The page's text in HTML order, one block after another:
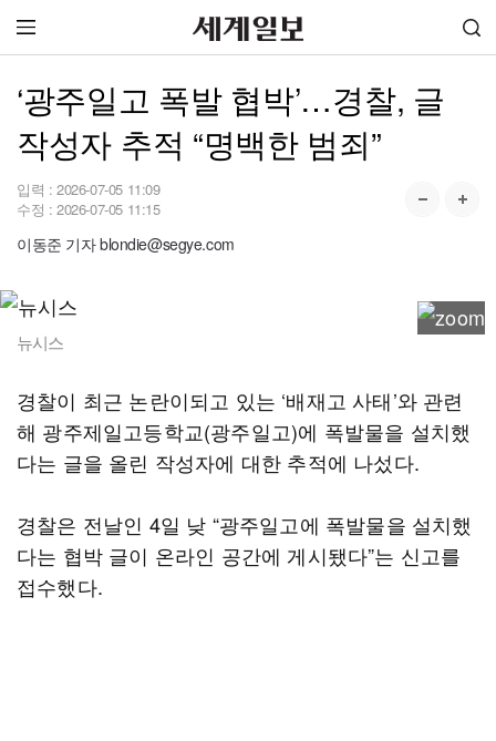
‘광주일고 폭발 협박’…경찰, 글
작성자 추적 “명백한 범죄”
입력 : 2026-07-05 11:09
수정 : 2026-07-05 11:15
이동준 기자 blondie@segye.com
뉴시스
경찰이 최근 논란이되고 있는 ‘배재고 사태’와 관련
해 광주제일고등학교(광주일고)에 폭발물을 설치했
다는 글을 올린 작성자에 대한 추적에 나섰다.
경찰은 전날인 4일 낮 “광주일고에 폭발물을 설치했
다는 협박 글이 온라인 공간에 게시됐다”는 신고를
접수했다.